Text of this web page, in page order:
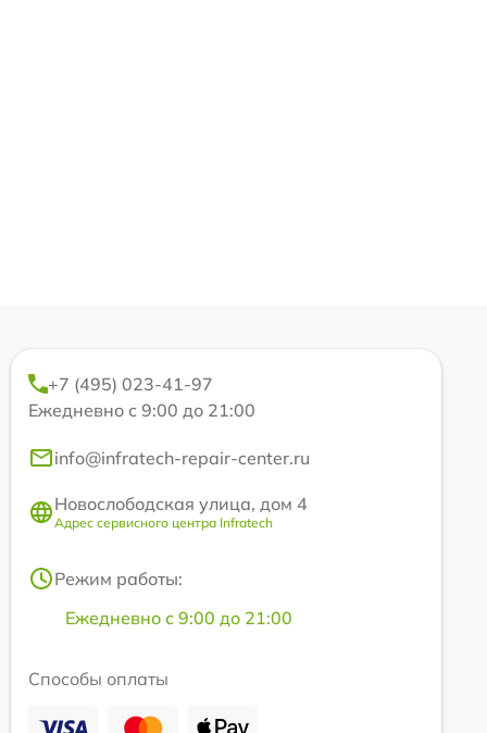
+7 (495) 023-41-97
Ежедневно с 9:00 до 21:00
info@infratech-repair-center.ru
Новослободская улица, дом 4
Адрес сервисного центра Infratech
Режим работы:
Ежедневно с 9:00 до 21:00
Способы оплаты